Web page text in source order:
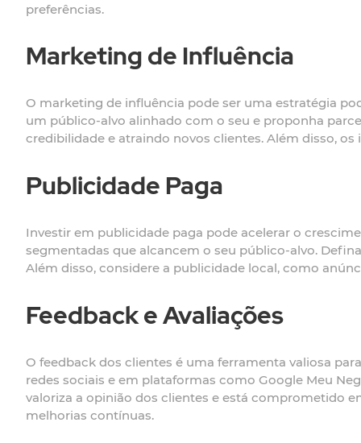
preferências.
Marketing de Influência
O marketing de influência pode ser uma estratégia
um público-alvo alinhado com o seu e proponha
credibilidade e atraindo novos clientes. Além disso,
Publicidade Paga
Investir em publicidade paga pode acelerar o
segmentadas que alcancem o seu público-alvo.
Além disso, considere a publicidade local, como
Feedback e Avaliações
O feedback dos clientes é uma ferramenta valiosa
redes sociais e em plataformas como Google Meu
valoriza a opinião dos clientes e está comprometido
melhorias contínuas.